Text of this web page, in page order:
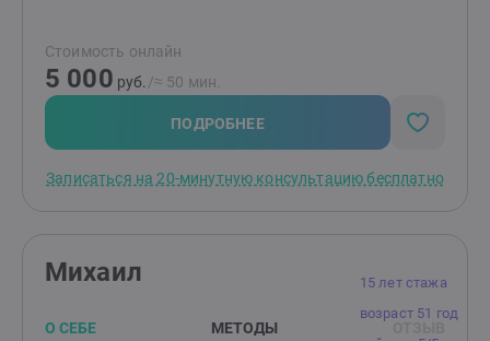
деятельность, занимаюсь коучингом. *** Считаю, что
главное в работе специалиста помогающей
профессии: — задавать правильные вопросы и
внимательно слушать ответы; — оказывать
эмоциональную поддержку и создавать атмосферу
рациональному мышлению. *** О моих
Сибирского федерального университета,
психологической направленности. — С 2019 г.
Стоимость онлайн
5 000 руб. /≈ 50 мин.
ПОДРОБНЕЕ
Записаться на 20-минутную консультацию бесплатно
15 лет стажа
возраст 51 год
Михаил
О СЕБЕ МЕТОДЫ